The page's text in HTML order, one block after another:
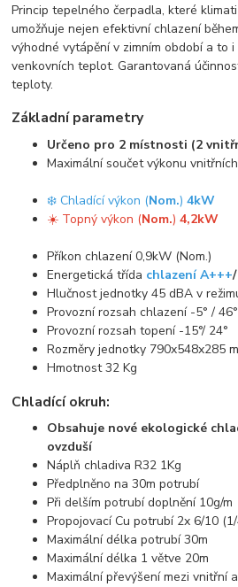
Princip tepelného čerpadla, které
umožňuje nejen efektivní chlazení
výhodné vytápění v zimním období a to
venkovních teplot. Garantovaná
teploty.
Základní parametry
Určeno pro 2 místnosti (2
Maximální součet výkonu
❄️ Chladící výkon (Nom.)4kW
☀️ Topný výkon (Nom.)4,2kW
Příkon chlazení 0,9kW (Nom.)
Energetická třída chlazení A+++/
Hlučnost jednotky 45 dBA v
Provozní rozsah chlazení -5° / 46°
Provozní rozsah topení -15°/ 24°
Rozměry jednotky 790x548x285
Hmotnost 32 Kg
Chladící okruh:
Obsahuje nové ekologické
ovzduší
Náplň chladiva R32 1Kg
Předplněno na 30m potrubí
Při delším potrubí doplnění 10g/m
Propojovací Cu potrubí 2x 6/10
Maximální délka potrubí 30m
Maximální délka 1 větve 20m
Maximální převýšení mezi vnitřní